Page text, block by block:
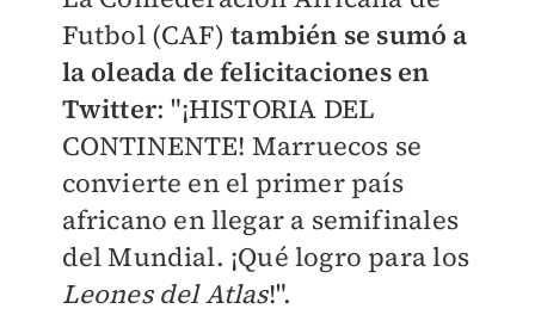
Futbol (CAF)también se sumó a
la oleada de felicitaciones en
Twitter: "¡HISTORIA DEL
CONTINENTE! Marruecos se
convierte en el primer país
africano en llegar a semifinales
del Mundial. ¡Qué logro para los
Leones del Atlas!".